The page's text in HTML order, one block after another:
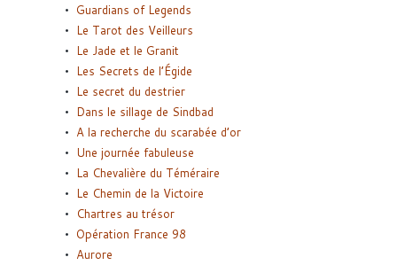
Guardians of Legends
Le Tarot des Veilleurs
Le Jade et le Granit
Les Secrets de l’Égide
Le secret du destrier
Dans le sillage de Sindbad
A la recherche du scarabée d’or
Une journée fabuleuse
La Chevalière du Téméraire
Le Chemin de la Victoire
Chartres au trésor
Opération France 98
Aurore